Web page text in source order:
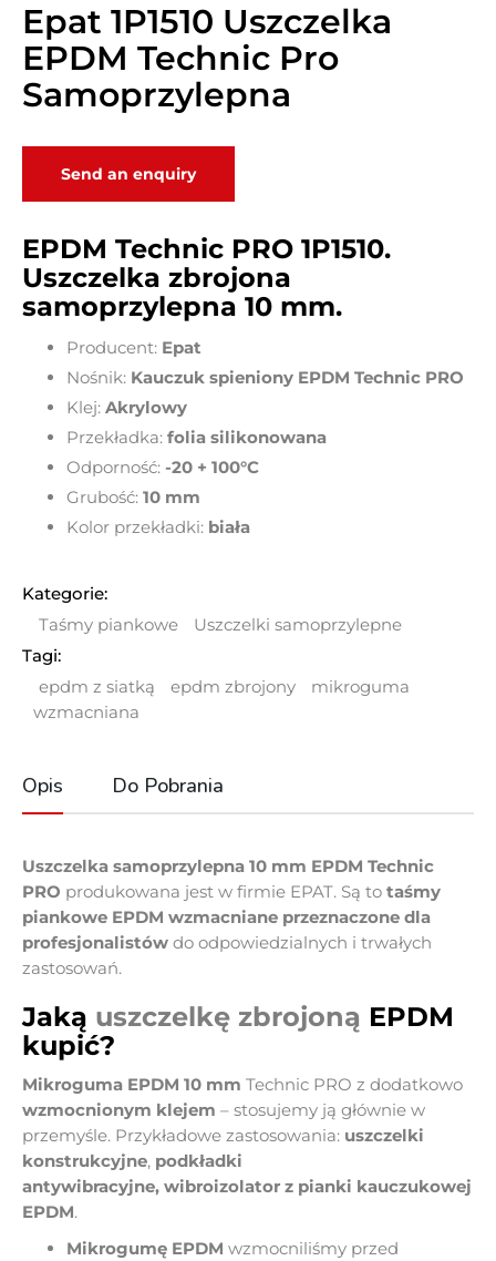
Epat 1P1510 Uszczelka
EPDM Technic Pro
Samoprzylepna
Send an enquiry
EPDM Technic PRO 1P1510.
Uszczelka zbrojona
samoprzylepna 10 mm.
Producent: Epat
Nośnik: Kauczuk spieniony EPDM Technic PRO
Klej: Akrylowy
Przekładka: folia silikonowana
Odporność: -20 + 100°C
Grubość: 10 mm
Kolor przekładki: biała
Kategorie:
Taśmy piankowe
Uszczelki samoprzylepne
Tagi:
epdm z siatką
epdm zbrojony
mikroguma
wzmacniana
Opis Do Pobrania
Uszczelka samoprzylepna 10 mm EPDM Technic
PRO produkowana jest w firmie EPAT. Są to taśmy
piankowe EPDM wzmacniane przeznaczone dla
profesjonalistów do odpowiedzialnych i trwałych
zastosowań.
Jaką uszczelkę zbrojoną EPDM
kupić?
Mikroguma EPDM 10 mm Technic PRO z dodatkowo
wzmocnionym klejem – stosujemy ją głównie w
przemyśle. Przykładowe zastosowania: uszczelki
konstrukcyjne, podkładki
antywibracyjne, wibroizolator z pianki kauczukowej
EPDM.
Mikrogumę EPDM wzmocniliśmy przed